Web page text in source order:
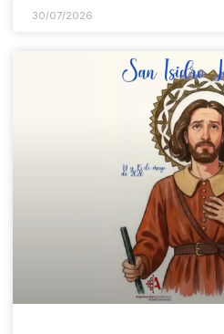
30/07/2026